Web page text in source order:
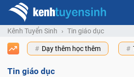
Kênh Tuyển Sinh Tin giáo dục
Dạy thêm học thêm
Tin giáo dục